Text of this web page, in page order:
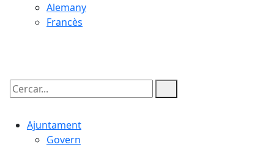
Alemany
Francès
Cercar:
Ajuntament
Govern